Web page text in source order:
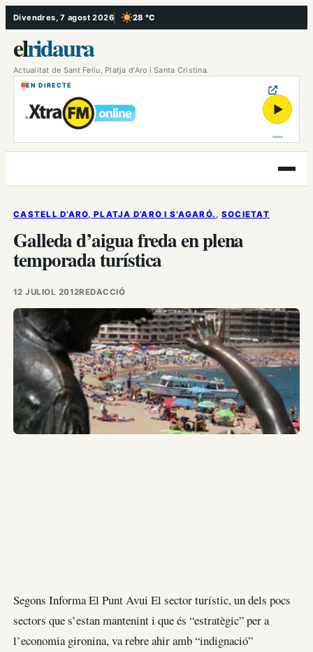
Vés
al
contingut
Divendres, 7 agost 2026 28 °C
, Cel serè
elridaura
Actualitat de Sant Feliu, Platja d’Aro i Santa Cristina.
EN DIRECTE
▶
Obre
el
CASTELL D’ARO, PLATJA D’ARO I S’AGARÓ. , SOCIETAT
Galleda d’aigua freda en plena
temporada turística
12 JULIOL 2012REDACCIÓ
Segons Informa El Punt Avui El sector turístic, un dels pocs
sectors que s’estan mantenint i que és “estratègic” per a
l’economia gironina, va rebre ahir amb “indignació”